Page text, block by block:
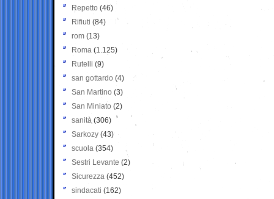
Repetto (46)
Rifiuti (84)
rom (13)
Roma (1.125)
Rutelli (9)
san gottardo (4)
San Martino (3)
San Miniato (2)
sanità (306)
Sarkozy (43)
scuola (354)
Sestri Levante (2)
Sicurezza (452)
sindacati (162)